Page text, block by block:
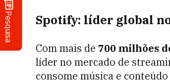
Pesquisa Spotify: líder global
Com mais de 700 milhões
líder no mercado de
consome música e